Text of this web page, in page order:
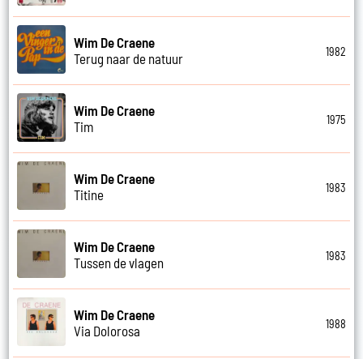
Wim De Craene
Terug naar de natuur
1982
Wim De Craene
Tim
1975
Wim De Craene
Titine
1983
Wim De Craene
Tussen de vlagen
1983
Wim De Craene
Via Dolorosa
1988